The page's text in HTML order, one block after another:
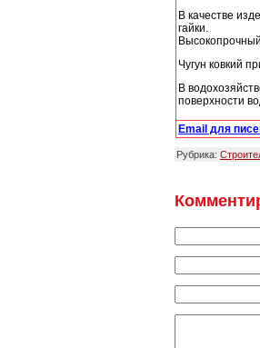
В качестве
гайки.
Чугун ковкий
В
поверхности
Email для
Рубрика: